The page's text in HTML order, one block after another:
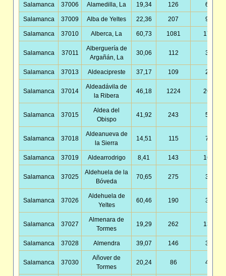
Salamanca 37006 Alamedilla, La 19,34 126 6,52
Salamanca 37009 Alba de Yeltes 22,36 207 9,26
Salamanca 37010 Alberca, La 60,73 1081 17,80
Salamanca 37011
Alberguería de
Argañán, La
30,06 112 3,73
Salamanca 37013 Aldeacipreste 37,17 109 2,93
Salamanca 37014
Aldeadávila de
la Ribera
46,18 1224 26,50
Salamanca 37015
Aldea del
Obispo
41,92 243 5,80
Salamanca 37018
Aldeanueva de
la Sierra
14,51 115 7,93
Salamanca 37019 Aldearrodrigo 8,41 143 16,99
Salamanca 37025
Aldehuela de la
Bóveda
70,65 275 3,89
Salamanca 37026
Aldehuela de
Yeltes
60,46 190 3,14
Salamanca 37027
Almenara de
Tormes
19,29 262 13,58
Salamanca 37028 Almendra 39,07 146 3,74
Salamanca 37030
Añover de
Tormes
20,24 86 4,25